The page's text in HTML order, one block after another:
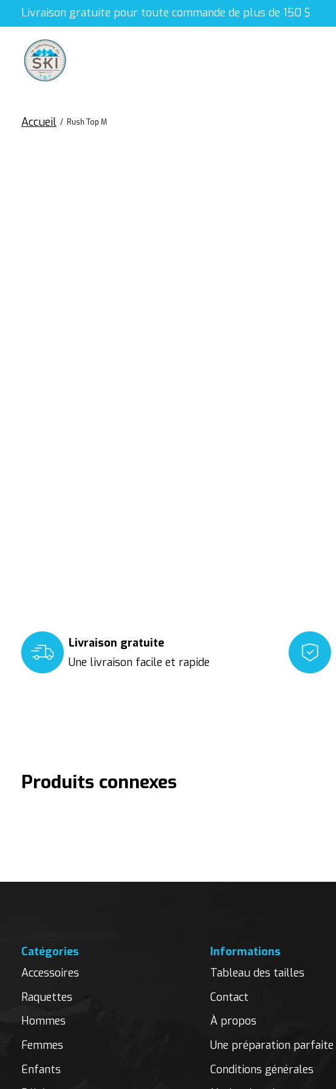
Livraison gratuite pour toute commande de plus de 150 $
Accueil / Rush Top M
Livraison gratuite
Une livraison facile et rapide
Produits connexes
Catégories
Accessoires
Raquettes
Hommes
Femmes
Enfants
Informations
Tableau des tailles
Contact
À propos
Une préparation parfaite
Conditions générales